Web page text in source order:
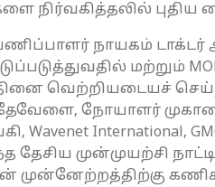
புதிய
நாயகம் டாக்டர்
மற்றும்
வெற்றியடையச்
நோயாளர்
International,
முன்முயற்சி
முன்னேற்றத்திற்கு